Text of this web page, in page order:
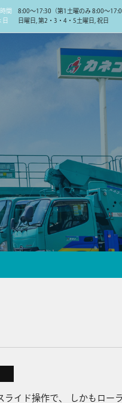
間
8:00～17:30（第1土曜のみ 8:00～
日
日曜日, 第2・3・4・5土曜日, 祝日
イド操作で、 しかもロー